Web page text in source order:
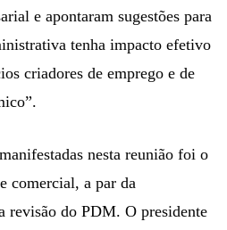
e apontaram sugestões para
tenha impacto efetivo
criadores de emprego e de
nesta reunião foi o
comercial, a par da
revisão do PDM. O presidente